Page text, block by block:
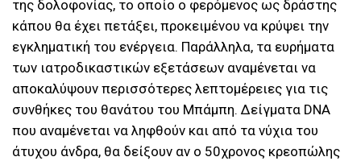
της δολοφονίας, το οποίο ο φερόμενος ως δράστης
κάπου θα έχει πετάξει, προκειμένου να κρύψει την
εγκληματική του ενέργεια. Παράλληλα, τα ευρήματα
των ιατροδικαστικών εξετάσεων αναμένεται να
αποκαλύψουν περισσότερες λεπτομέρειες για τις
συνθήκες του θανάτου του Μπάμπη. Δείγματα DNA
που αναμένεται να ληφθούν και από τα νύχια του
άτυχου άνδρα, θα δείξουν αν ο 50χρονος κρεοπώλης